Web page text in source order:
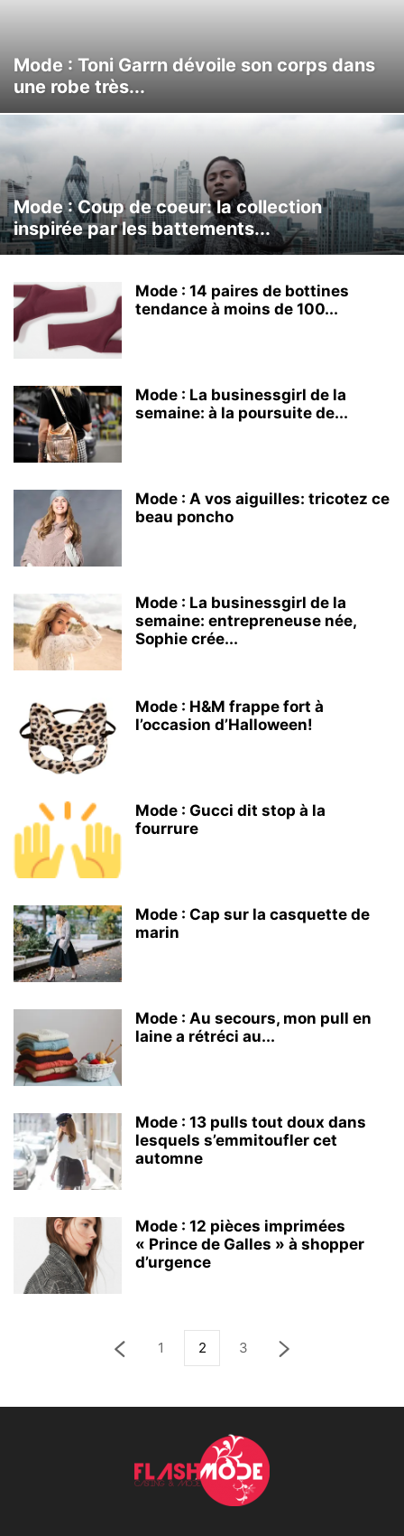
Mode : Toni Garrn dévoile son corps dans
une robe très...
Mode : Coup de coeur: la collection
inspirée par les battements...
Mode : 14 paires de bottines
tendance à moins de 100...
Mode : La businessgirl de la
semaine: à la poursuite de...
Mode : A vos aiguilles: tricotez ce
beau poncho
Mode : La businessgirl de la
semaine: entrepreneuse née,
Sophie crée...
Mode : H&M frappe fort à
l’occasion d’Halloween!
Mode : Gucci dit stop à la
fourrure
Mode : Cap sur la casquette de
marin
Mode : Au secours, mon pull en
laine a rétréci au...
Mode : 13 pulls tout doux dans
lesquels s’emmitoufler cet
automne
Mode : 12 pièces imprimées
« Prince de Galles » à shopper
d’urgence
1 2 3